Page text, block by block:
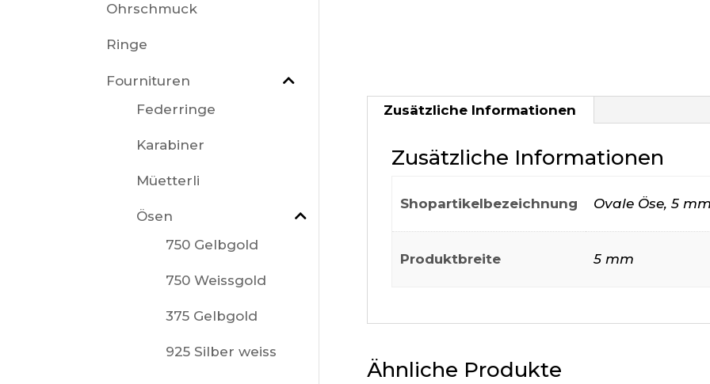
Zusätzliche Informationen
Zusätzliche Informationen
Shopartikelbezeichnung Ovale Öse, 5
Produktbreite 5 mm
Ähnliche Produkte
Ohrschmuck
Ringe
Fournituren
Federringe
Karabiner
Müetterli
Ösen
750 Gelbgold
750 Weissgold
375 Gelbgold
925 Silber weiss